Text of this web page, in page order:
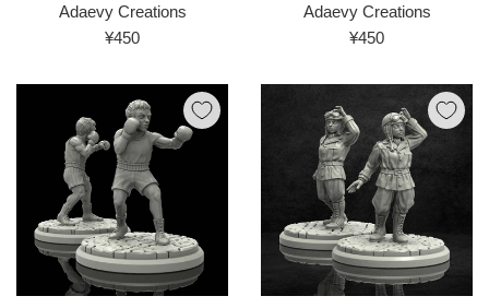
Adaevy Creations
通
価
¥450
Adaevy Creations
通
価
格
¥450